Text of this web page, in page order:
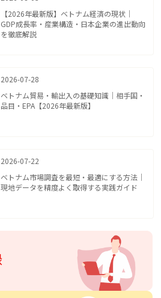
【2026年最新版】ベトナム経済の現状｜
GDP成長率・産業構造・日本企業の進出動向
を徹底解説
2026-07-28
ベトナム貿易・輸出入の基礎知識｜相手国・
品目・EPA【2026年最新版】
2026-07-22
ベトナム市場調査を最短・最適にする方法｜
現地データを精度よく取得する実践ガイド